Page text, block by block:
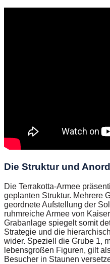
Die Struktur und
Die Terrakotta-Armee
geplanten Struktur. Mehrere
geordnete Aufstellung der
ruhmreiche Armee von
Grabanlage spiegelt somit
Strategie und die
wider. Speziell die Grube 1,
lebensgroßen Figuren, gilt
Besucher in Staunen